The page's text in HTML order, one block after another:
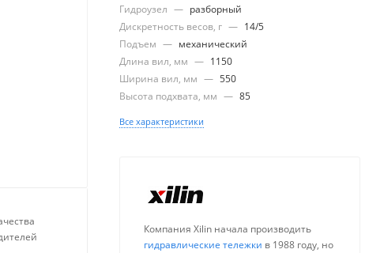
Гидроузел — разборный
Дискретность весов, г — 14/5
Подъем — механический
Длина вил, мм — 1150
Ширина вил, мм — 550
Высота подхвата, мм — 85
Все характеристики
Компания Xilin начала производить
гидравлические тележки в 1988 году, но